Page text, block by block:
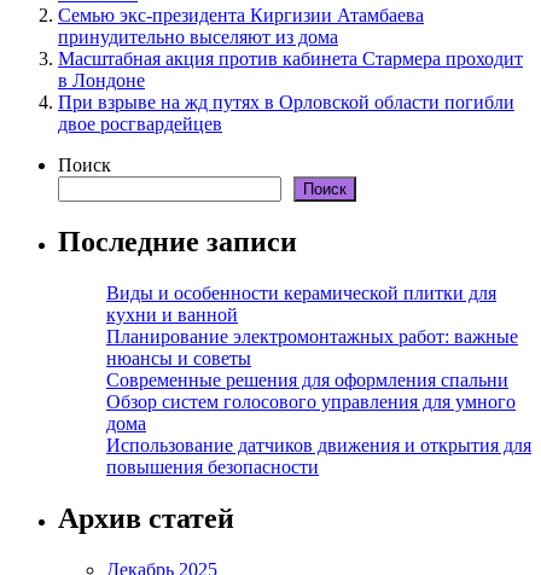
Семью экс-президента Киргизии Атамбаева
принудительно выселяют из дома
Масштабная акция против кабинета Стармера проходит
в Лондоне
При взрыве на жд путях в Орловской области погибли
двое росгвардейцев
Поиск
Поиск
Последние записи
Виды и особенности керамической плитки для
кухни и ванной
Планирование электромонтажных работ: важные
нюансы и советы
Современные решения для оформления спальни
Обзор систем голосового управления для умного
дома
Использование датчиков движения и открытия для
повышения безопасности
Архив статей
Декабрь 2025